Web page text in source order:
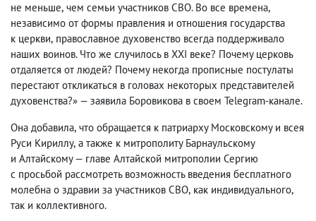
не меньше, чем семьи участников СВО. Во все времена,
независимо от формы правления и отношения государства
к церкви, православное духовенство всегда поддерживало
наших воинов. Что же случилось в XXI веке? Почему церковь
отдаляется от людей? Почему некогда прописные постулаты
перестают откликаться в головах некоторых представителей
духовенства?» — заявила Боровикова в своем Telegram-канале.
Она добавила, что обращается к патриарху Московскому и всея
Руси Кириллу, а также к митрополиту Барнаульскому
и Алтайскому — главе Алтайской митрополии Сергию
с просьбой рассмотреть возможность введения бесплатного
молебна о здравии за участников СВО, как индивидуального,
так и коллективного.